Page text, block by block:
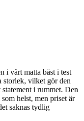
i vårt matta bäst i test
storlek, vilket gör den
i rummet. Den
helst, men priset är
saknas tydlig